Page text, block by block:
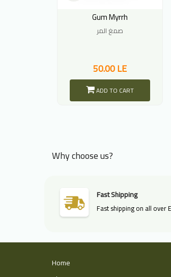
Gum Myrrh
صمغ المر
50.00 LE
ADD TO CART
Why choose us?
Fast Shipping
Fast shipping on all over
Home